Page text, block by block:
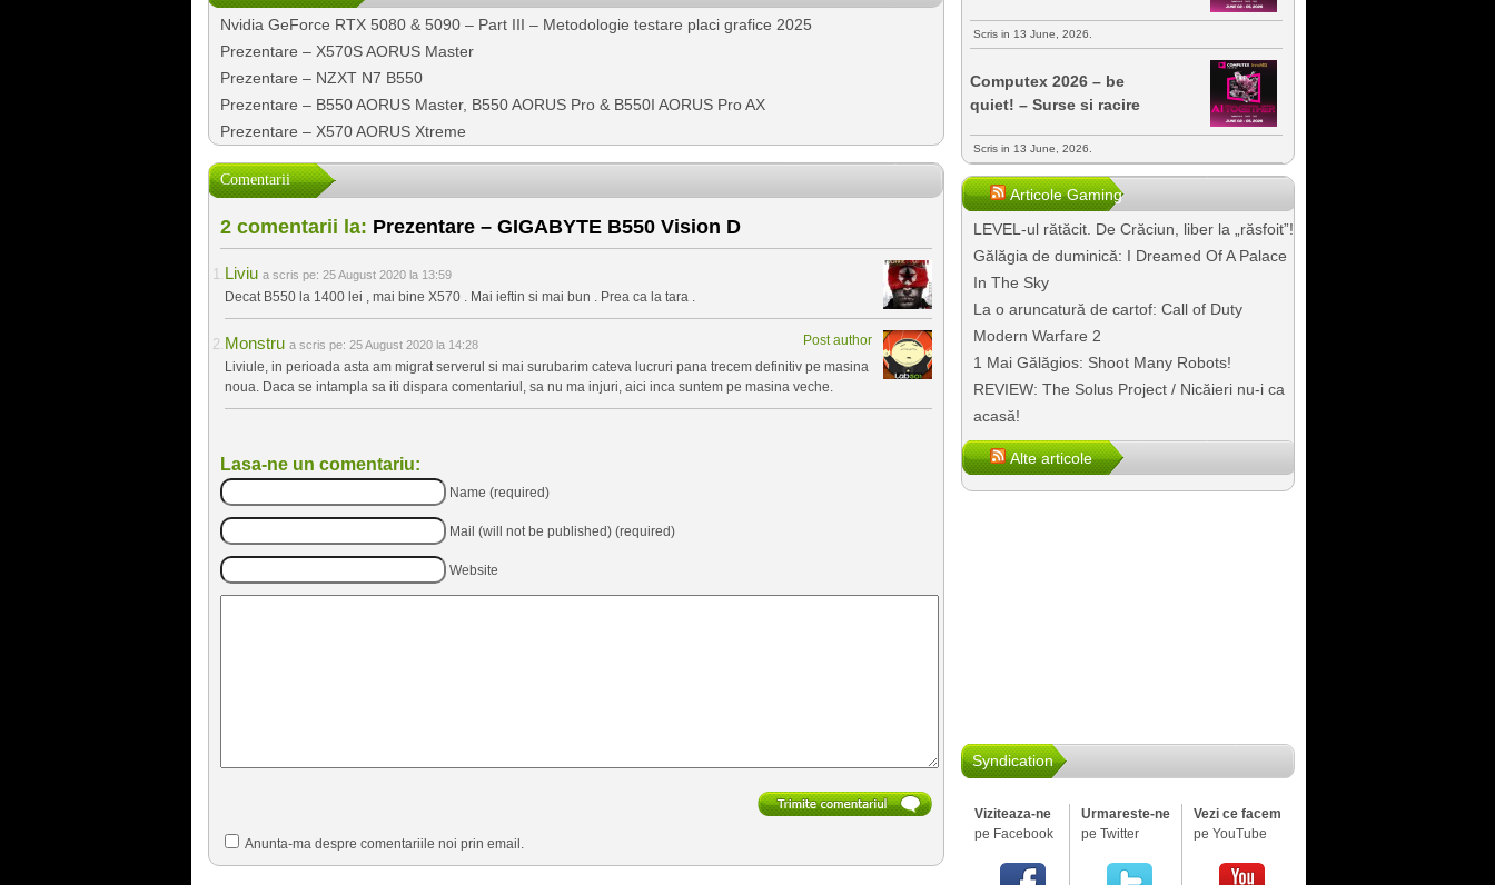
Nvidia GeForce RTX 5080 & 5090 – Part III – Metodologie testare placi grafice 2025
Prezentare – X570S AORUS Master
Prezentare – NZXT N7 B550
Prezentare – B550 AORUS Master, B550 AORUS Pro & B550I AORUS Pro AX
Prezentare – X570 AORUS Xtreme
Comentarii
2 comentarii la: Prezentare – GIGABYTE B550 Vision D
Liviu a scris pe: 25 August 2020 la 13:59
Decat B550 la 1400 lei , mai bine X570 . Mai ieftin si mai bun . Prea ca la tara .
Monstru Post author
a scris pe: 25 August 2020 la 14:28
Liviule, in perioada asta am migrat serverul si mai surubarim cateva lucruri pana trecem definitiv pe masina
noua. Daca se intampla sa iti dispara comentariul, sa nu ma injuri, aici inca suntem pe masina veche.
Lasa-ne un comentariu:
Name (required)
Mail (will not be published) (required)
Website
Anunta-ma despre comentariile noi prin email.
Scris in 13 June, 2026.
Computex 2026 – be
quiet! – Surse si racire
Scris in 13 June, 2026.
Articole Gaming
LEVEL-ul rătăcit. De Crăciun, liber la „răsfoit”!
Gălăgia de duminică: I Dreamed Of A Palace
In The Sky
La o aruncatură de cartof: Call of Duty
Modern Warfare 2
1 Mai Gălăgios: Shoot Many Robots!
REVIEW: The Solus Project / Nicăieri nu-i ca
acasă!
Alte articole
Syndication
Viziteaza-ne
pe Facebook
Urmareste-ne
pe Twitter
Vezi ce facem
pe YouTube